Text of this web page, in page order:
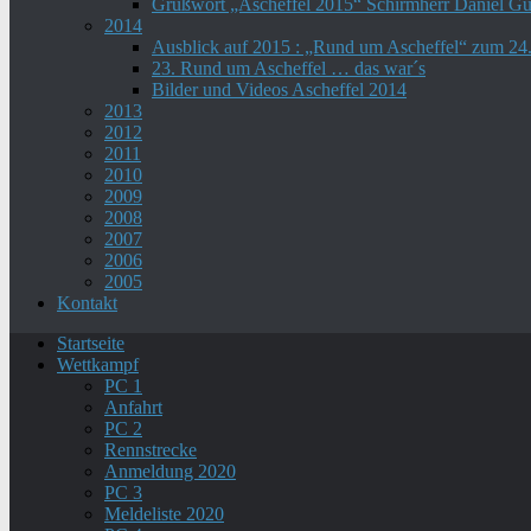
Grußwort „Ascheffel 2015“ Schirmherr Daniel
2014
Ausblick auf 2015 : „Rund um Ascheffel“ zum
23. Rund um Ascheffel … das war´s
Bilder und Videos Ascheffel 2014
2013
2012
2011
2010
2009
2008
2007
2006
2005
Kontakt
Startseite
Wettkampf
PC 1
Anfahrt
PC 2
Rennstrecke
Anmeldung 2020
PC 3
Meldeliste 2020